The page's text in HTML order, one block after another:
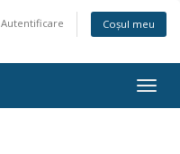
Autentificare Coșul meu